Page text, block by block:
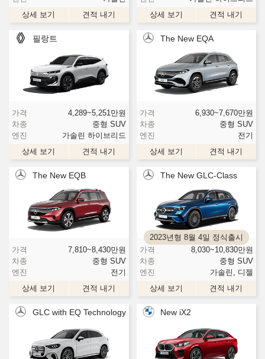
상세 보기
견적 내기
상세 보기
견적 내기
필랑트
가격 4,289~5,251만원
차종
중형 SUV
엔진
가솔린 하이브리드
상세 보기
견적 내기
The New EQA
가격 6,930~7,670만원
차종
중형 SUV
엔진
전기
상세 보기
견적 내기
The New EQB
가격 7,810~8,430만원
차종
중형 SUV
엔진
전기
상세 보기
견적 내기
The New GLC-Class
2023년형 8월 4일 정식출시
가격
8,030~10,830만원
차종
중형 SUV
엔진
가솔린, 디젤
상세 보기
견적 내기
GLC with EQ Technology New iX2